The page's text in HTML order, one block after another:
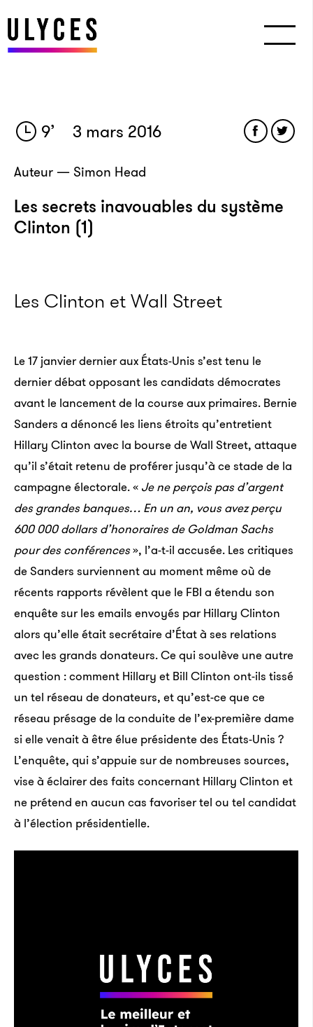
9’ 3 mars 2016
Auteur — Simon Head
Les secrets inavouables du système
Clinton (1)
Les Clinton et Wall Street
Le 17 janvier dernier aux États-Unis s’est tenu le
dernier débat opposant les candidats démocrates
avant le lancement de la course aux primaires. Bernie
Sanders a dénoncé les liens étroits qu’entretient
Hillary Clinton avec la bourse de Wall Street, attaque
qu’il s’était retenu de proférer jusqu’à ce stade de la
campagne électorale. « Je ne perçois pas d’argent
des grandes banques… En un an, vous avez perçu
600 000 dollars d’honoraires de Goldman Sachs
pour des conférences», l’a-t-il accusée. Les critiques
de Sanders surviennent au moment même où de
récents rapports révèlent que le FBI a étendu son
enquête sur les emails envoyés par Hillary Clinton
alors qu’elle était secrétaire d’État à ses relations
avec les grands donateurs. Ce qui soulève une autre
question : comment Hillary et Bill Clinton ont-ils tissé
un tel réseau de donateurs, et qu’est-ce que ce
réseau présage de la conduite de l’ex-première dame
si elle venait à être élue présidente des États-Unis ?
L’enquête, qui s’appuie sur de nombreuses sources,
vise à éclairer des faits concernant Hillary Clinton et
ne prétend en aucun cas favoriser tel ou tel candidat
à l’élection présidentielle.